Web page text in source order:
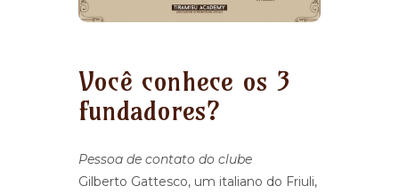
Você conhece os 3
fundadores?
Pessoa de contato do clube
Gilberto Gattesco, um italiano do Friuli,